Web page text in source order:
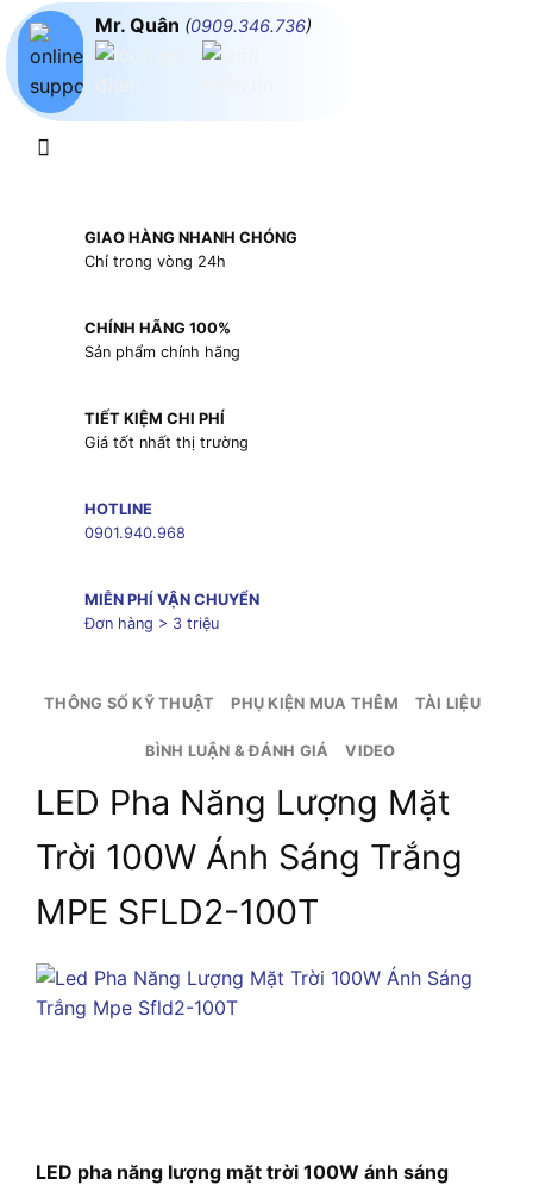
Mr. Quân (0909.346.736)
GIAO HÀNG NHANH CHÓNG
Chỉ trong vòng 24h
CHÍNH HÃNG 100%
Sản phẩm chính hãng
TIẾT KIỆM CHI PHÍ
Giá tốt nhất thị trường
HOTLINE
0901.940.968
MIỄN PHÍ VẬN CHUYỂN
Đơn hàng > 3 triệu
THÔNG SỐ KỸ THUẬT PHỤ KIỆN MUA THÊM TÀI LIỆU
BÌNH LUẬN & ĐÁNH GIÁ VIDEO
LED Pha Năng Lượng Mặt
Trời 100W Ánh Sáng Trắng
MPE SFLD2-100T
LED pha năng lượng mặt trời 100W ánh sáng